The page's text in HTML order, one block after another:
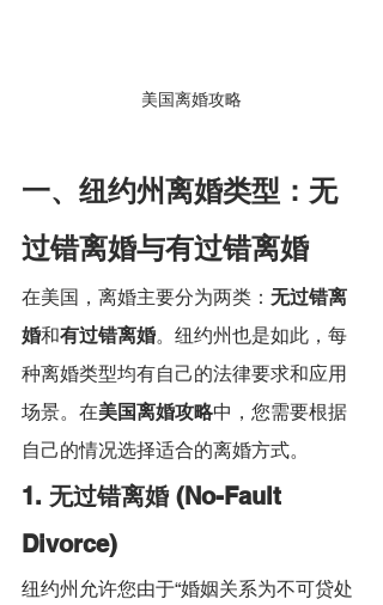
美国离婚攻略
一、纽约州离婚类型：无
过错离婚与有过错离婚
在美国，离婚主要分为两类： 无过错离
婚和有过错离婚。纽约州也是如此，每
种离婚类型均有自己的法律要求和应用
场景。在美国离婚攻略中，您需要根据
自己的情况选择适合的离婚方式。
1. 无过错离婚 (No-Fault
Divorce)
纽约州允许您由于“婚姻关系为不可贷处